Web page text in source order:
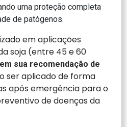
uma proteção completa
de patógenos.
em aplicações
soja (entre 45 e 60
sua recomendação de
ser aplicado de forma
após emergência para o
de doenças da